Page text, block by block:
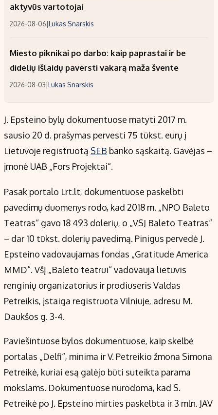
aktyvūs vartotojai
2026-08-06|Lukas Snarskis
Miesto piknikai po darbo: kaip paprastai ir be
didelių išlaidų paversti vakarą maža švente
2026-08-03|Lukas Snarskis
J. Epsteino bylų dokumentuose matyti 2017 m.
sausio 20 d. prašymas pervesti 75 tūkst. eurų į
Lietuvoje registruotą SEB banko sąskaitą. Gavėjas –
įmonė UAB „Fors Projektai“.
Pasak portalo Lrt.lt, dokumentuose paskelbti
pavedimų duomenys rodo, kad 2018 m. „NPO Baleto
Teatras“ gavo 18 493 dolerių, o „VSJ Baleto Teatras“
– dar 10 tūkst. dolerių pavedimą. Pinigus pervedė J.
Epsteino vadovaujamas fondas „Gratitude America
MMD“. VšĮ „Baleto teatrui“ vadovauja lietuvis
renginių organizatorius ir prodiuseris Valdas
Petreikis, įstaiga registruota Vilniuje, adresu M.
Daukšos g. 3-4.
Paviešintuose bylos dokumentuose, kaip skelbė
portalas „Delfi“, minima ir V. Petreikio žmona Simona
Petreikė, kuriai esą galėjo būti suteikta parama
mokslams. Dokumentuose nurodoma, kad S.
Petreikė po J. Epsteino mirties paskelbta ir 3 mln. JAV